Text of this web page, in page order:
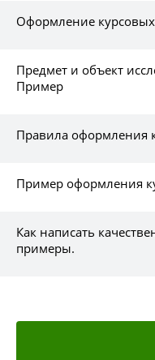
Оформление
Предмет и объект
Пример
Правила оформления
Пример оформления
Как написать
примеры.